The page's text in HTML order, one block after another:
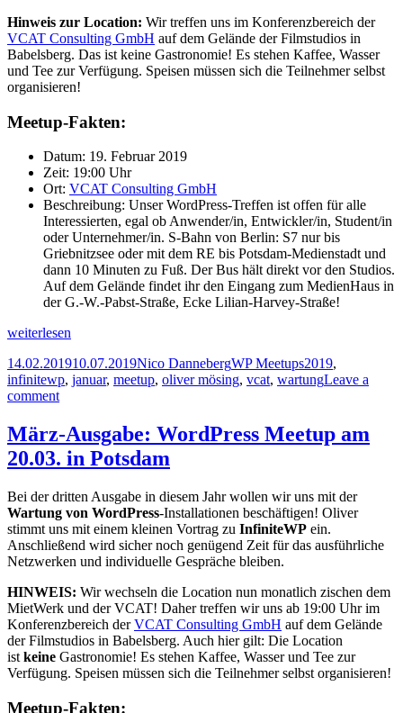
Hinweis zur Location: Wir treffen uns im Konferenzbereich der
VCAT Consulting GmbH auf dem Gelände der Filmstudios in
Babelsberg. Das ist keine Gastronomie! Es stehen Kaffee, Wasser
und Tee zur Verfügung. Speisen müssen sich die Teilnehmer selbst
organisieren!
Meetup-Fakten:
Datum: 19. Februar 2019
Zeit: 19:00 Uhr
Ort: VCAT Consulting GmbH
Beschreibung: Unser WordPress-Treffen ist offen für alle
Interessierten, egal ob Anwender/in, Entwickler/in, Student/in
oder Unternehmer/in. S-Bahn von Berlin: S7 nur bis
Griebnitzsee oder mit dem RE bis Potsdam-Medienstadt und
dann 10 Minuten zu Fuß. Der Bus hält direkt vor den Studios.
Auf dem Gelände findet ihr den Eingang zum MedienHaus in
der G.-W.-Pabst-Straße, Ecke Lilian-Harvey-Straße!
Februar-
WordPress
Meetup
am
in
Potsdam
weiterlesen
Veröffentlicht
am
14.02.201910.07.2019Autor
Nico DannebergKategorien
WP MeetupsSchlagwörter
2019,
infinitewp, januar, meetup, oliver mösing, vcat, wartungLeave a
comment
März-Ausgabe: WordPress Meetup am
20.03. in Potsdam
Bei der dritten Ausgabe in diesem Jahr wollen wir uns mit der
Wartung von WordPress-Installationen beschäftigen! Oliver
stimmt uns mit einem kleinen Vortrag zu InfiniteWP ein.
Anschließend wird sicher noch genügend Zeit für das ausführliche
Netzwerken und individuelle Gespräche bleiben.
HINWEIS: Wir wechseln die Location nun monatlich zischen dem
MietWerk und der VCAT! Daher treffen wir uns ab 19:00 Uhr im
Konferenzbereich derVCAT Consulting GmbH auf dem Gelände
der Filmstudios in Babelsberg. Auch hier gilt: Die Location
ist keine Gastronomie! Es stehen Kaffee, Wasser und Tee zur
Verfügung. Speisen müssen sich die Teilnehmer selbst organisieren!
Meetup-Fakten: